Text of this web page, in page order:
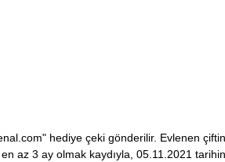
hediye çeki gönderilir. Evlenen
en az 3 ay olmak kaydıyla, 05.11.2021